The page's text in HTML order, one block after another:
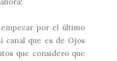
por el último
canal que es de Ojos
que considero que